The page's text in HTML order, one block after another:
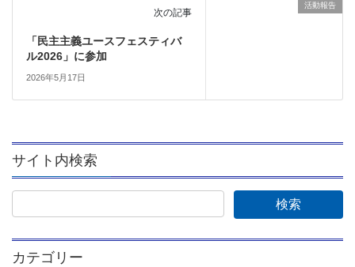
活動報告
次の記事
「民主主義ユースフェスティバ
ル2026」に参加
2026年5月17日
サイト内検索
カテゴリー